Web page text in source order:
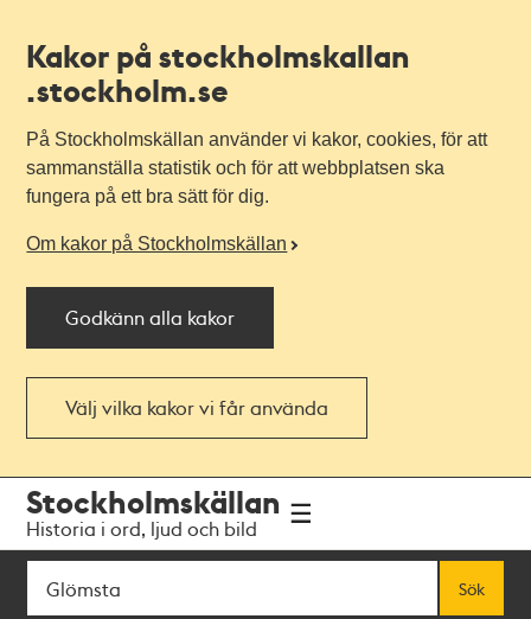
Kakor på stockholmskallan
.stockholm.se
På Stockholmskällan använder vi kakor, cookies, för att
sammanställa statistik och för att webbplatsen ska
fungera på ett bra sätt för dig.
Om kakor på Stockholmskällan
Godkänn alla kakor
Välj vilka kakor vi får använda
navigationen
huvudinnehållet
Stockholmskällan
Historia i ord, ljud och bild
Sök
Sök